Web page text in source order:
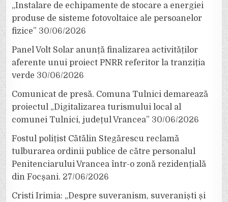
„Instalare de echipamente de stocare a energiei
produse de sisteme fotovoltaice ale persoanelor
fizice” 30/06/2026
Panel Volt Solar anunță finalizarea activităților
aferente unui proiect PNRR referitor la tranziția
verde 30/06/2026
Comunicat de presă. Comuna Tulnici demarează
proiectul „Digitalizarea turismului local al
comunei Tulnici, județul Vrancea” 30/06/2026
Fostul polițist Cătălin Stegărescu reclamă
tulburarea ordinii publice de către personalul
Penitenciarului Vrancea într-o zonă rezidențială
din Focșani. 27/06/2026
Cristi Irimia: „Despre suveranism, suveraniști și